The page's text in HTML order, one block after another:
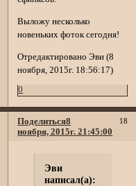
Выложу несколько
новеньких фоток сегодня!
Отредактировано Эви (8
ноября, 2015г. 18:56:17)
0
Поделиться 18
8
ноября, 2015г. 21:45:00
Эви
написал(а):